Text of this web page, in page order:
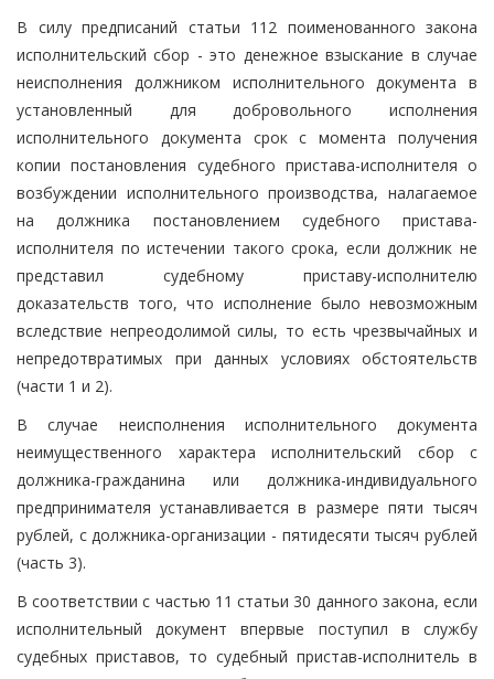
В силу предписаний статьи 112 поименованного закона
исполнительский сбор - это денежное взыскание в случае
неисполнения должником исполнительного документа в
установленный для добровольного исполнения
исполнительного документа срок с момента получения
копии постановления судебного пристава-исполнителя о
возбуждении исполнительного производства, налагаемое
на должника постановлением судебного пристава-
исполнителя по истечении такого срока, если должник не
представил судебному приставу-исполнителю
доказательств того, что исполнение было невозможным
вследствие непреодолимой силы, то есть чрезвычайных и
непредотвратимых при данных условиях обстоятельств
(части 1 и 2).
В случае неисполнения исполнительного документа
неимущественного характера исполнительский сбор с
должника-гражданина или должника-индивидуального
предпринимателя устанавливается в размере пяти тысяч
рублей, с должника-организации - пятидесяти тысяч рублей
(часть 3).
В соответствии с частью 11 статьи 30 данного закона, если
исполнительный документ впервые поступил в службу
судебных приставов, то судебный пристав-исполнитель в